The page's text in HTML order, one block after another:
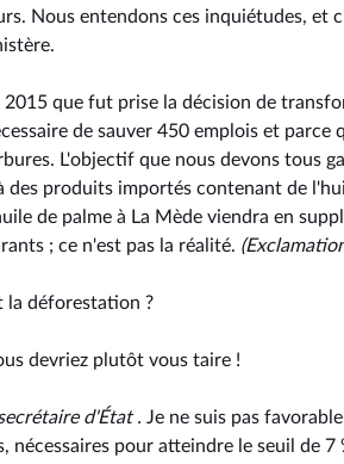
Nous entendons ces inquiétudes, et
2015 que fut prise la décision de
de sauver 450 emplois et
L'objectif que nous devons tous
des produits importés contenant de
de palme à La Mède viendra en
; ce n'est pas la réalité.
la déforestation ?
devriez plutôt vous taire !
d'État . Je ne suis pas
nécessaires pour atteindre le seuil de